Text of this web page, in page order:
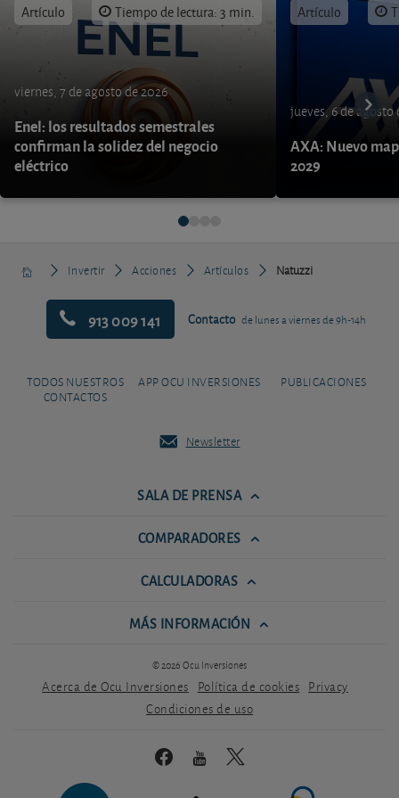
Artículo Tiempo de lectura: 3 min.
viernes, 7 de agosto de 2026
Enel: los resultados semestrales
confirman la solidez del negocio
eléctrico
Artículo
jueves, 6 de agosto
AXA: Nuevo
2029
Invertir Acciones Artículos Natuzzi
913 009 141 Contacto de lunes a viernes de 9h-14h
TODOS NUESTROS
CONTACTOS
APP OCU INVERSIONES PUBLICACIONES
Newsletter
SALA DE PRENSA
COMPARADORES
CALCULADORAS
MÁS INFORMACIÓN
© 2026 Ocu Inversiones
Acerca de Ocu Inversiones Política de cookies Privacy
Condiciones de uso